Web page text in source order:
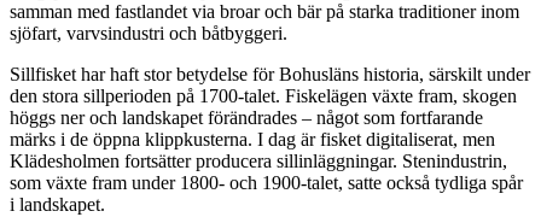
samman med fastlandet via broar och bär på starka traditioner inom
sjöfart, varvsindustri och båtbyggeri.
Sillfisket har haft stor betydelse för Bohusläns historia, särskilt under
den stora sillperioden på 1700-talet. Fiskelägen växte fram, skogen
höggs ner och landskapet förändrades – något som fortfarande
märks i de öppna klippkusterna. I dag är fisket digitaliserat, men
Klädesholmen fortsätter producera sillinläggningar. Stenindustrin,
som växte fram under 1800- och 1900-talet, satte också tydliga spår
i landskapet.